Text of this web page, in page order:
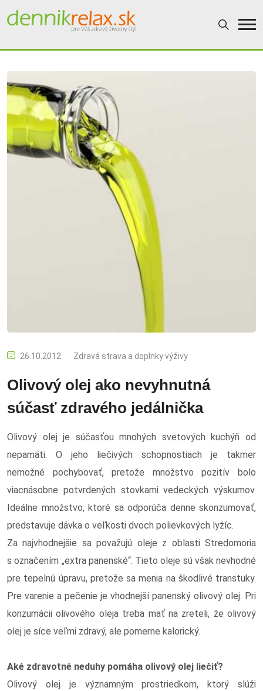
26.10.2012 Zdravá strava a doplnky výživy
Olivový olej ako nevyhnutná
súčasť zdravého jedálnička
Olivový olej je súčasťou mnohých svetových kuchýň od
nepamäti. O jeho liečivých schopnostiach je takmer
nemožné pochybovať, pretože množstvo pozitív bolo
viacnásobne potvrdených stovkami vedeckých výskumov.
Ideálne množstvo, ktoré sa odporúča denne skonzumovať,
predstavuje dávka o veľkosti dvoch polievkových lyžíc.
Za najvhodnejšie sa považujú oleje z oblasti Stredomoria
s označením „extra panenské“. Tieto oleje sú však nevhodné
pre tepelnú úpravu, pretože sa menia na škodlivé transtuky.
Pre varenie a pečenie je vhodnejší panenský olivový olej. Pri
konzumácii olivového oleja treba mať na zreteli, že olivový
olej je síce veľmi zdravý, ale pomerne kalorický.
Aké zdravotné neduhy pomáha olivový olej liečiť?
Olivový olej je významným prostriedkom, ktorý slúži